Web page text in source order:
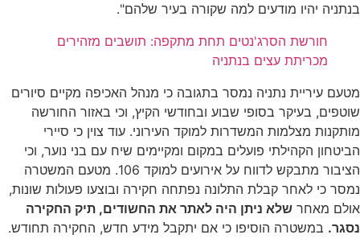
בנתניה יהיו מודעים למה שקורה בעיר שלהם".
חורשת הסרג'נטים תחת מתקפה: תושבים מזהירים
מכריתת עצים בנתניה
מטעם עיריית נתניה נמסר בתגובה כי מנהל האכיפה מקיים סיורים
שוטפים, בעיקר בסופי שבוע ובחודשי הקיץ, וכי באזור החורשה
מותקנות מצלמות המשדרות למוקד העירוני. עוד צוין כי סיירי
הביטחון הקהילתי פועלים במקום ומקיימים שיח עם בני נוער, וכי
הציבור מתבקש לדווח על אירועים למוקד 106. מטעם המשטרה
נמסר כי לאחר קבלת התלונה נפתחה חקירה ובוצעו פעולות שונות,
אולם מאחר שלא ניתן היה לאתר את החשודים, תיק החקירה
נסגר. במשטרה הוסיפו כי אם יתקבל מידע חדש, החקירה תחודש.